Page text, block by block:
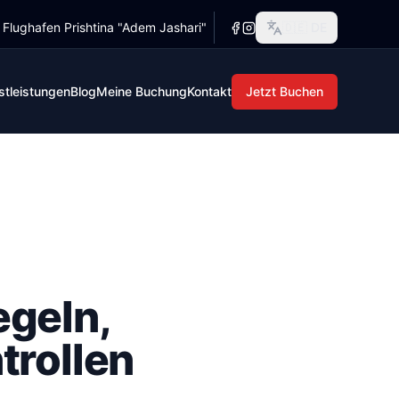
April 2024. Es hat das alte Gesetz von 2016 ersetzt
2024. Es hat das alte Gesetz von 2016 ersetzt
Prishtina "Adem Jashari"
BlogMeine BuchungKontakt Jetzt Buchen